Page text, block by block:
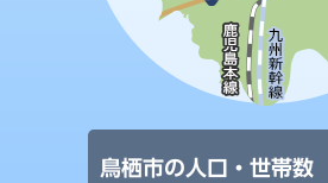
鳥栖市の人口・世帯数